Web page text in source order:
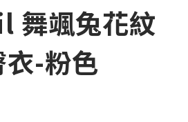
舞颯兔花紋
-粉色